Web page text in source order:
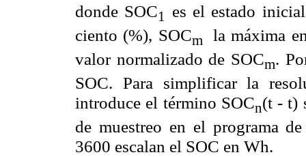
donde SOC1 es el estado
ciento (%), SOCm
la máxima
valor normalizado de SOCm.
SOC. Para simplificar la
introduce el término SOCn(t -t)
de muestreo en el programa
3600 escalan el SOC en Wh.